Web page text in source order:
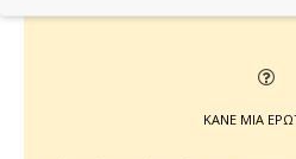
ΚΑΝΕ ΜΙΑ